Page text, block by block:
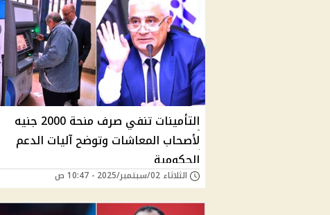
التأمينات تنفي صرف منحة 2000 جنيه
لأصحاب المعاشات وتوضح آليات الدعم
الحكومية
الثلاثاء 02/سبتمبر/2025 - 10:47 ص